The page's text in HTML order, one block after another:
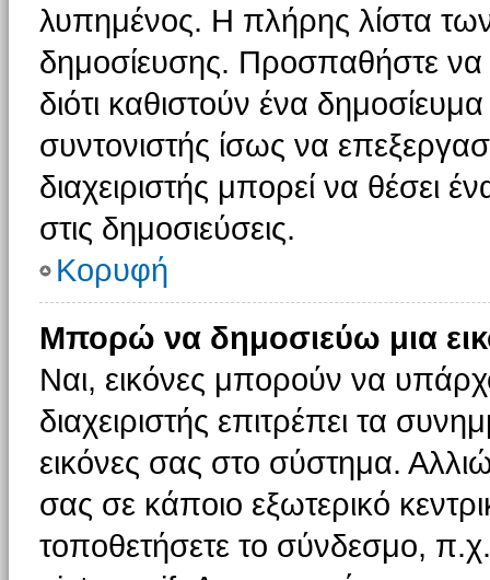
λυπημένος. Η πλήρης λίστα των
δημοσίευσης. Προσπαθήστε να
διότι καθιστούν ένα
συντονιστής ίσως να
διαχειριστής μπορεί να θέσει
στις δημοσιεύσεις.
Κορυφή
Μπορώ να δημοσιεύω μια
Ναι, εικόνες μπορούν να
διαχειριστής επιτρέπει τα
εικόνες σας στο σύστημα.
σας σε κάποιο εξωτερικό
τοποθετήσετε το σύνδεσμο,